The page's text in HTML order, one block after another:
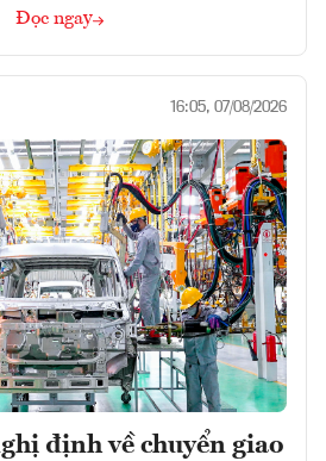
Đọc ngay
16:05, 07/08/2026
định về chuyển giao